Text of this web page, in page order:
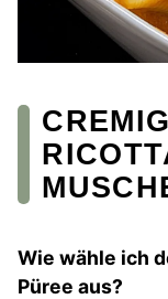
Wie wähle ich
Püree aus?